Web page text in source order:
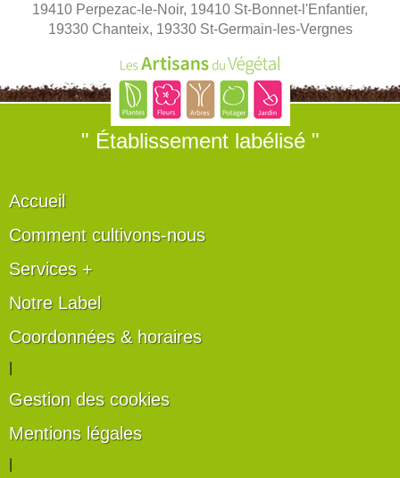
19410 Perpezac-le-Noir, 19410 St-Bonnet-l'Enfantier,
19330 Chanteix, 19330 St-Germain-les-Vergnes
" Établissement labélisé "
Accueil
Comment cultivons-nous
Services +
Notre Label
Coordonnées & horaires
Gestion des cookies
Mentions légales